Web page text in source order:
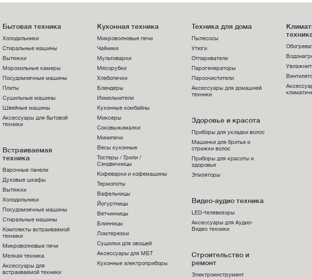
Бытовая техника
Холодильники
Стиральные машины
Вытяжки
Морозильные камеры
Посудомоечные машины
Плиты
Сушильные машины
Швейные машины
Аксессуары для бытовой
техники
Встраиваемая
техника
Варочные панели
Духовые шкафы
Вытяжки
Холодильники
Посудомоечные машины
Стиральные машины
Комплекты встраиваемой
техники
Микроволновые печи
Мелкая техника
Аксессуары для
встраиваемой техники
Кухонная техника
Микроволновые печи
Чайники
Мультиварки
Мясорубки
Хлебопечки
Блендеры
Измельчители
Кухонные комбайны
Миксеры
Соковыжималки
Минипечи
Весы кухонные
Тостеры / Грили /
Сэндвичницы
Кофеварки и кофемашины
Термопоты
Вафельницы
Йогуртницы
Ветчинницы
Блинницы
Ломтерезки
Сушилки для овощей
Аксессуары для МБТ
Кухонные электроприборы
Техника для дома
Пылесосы
Утюги
Отпариватели
Парогенераторы
Пароочистители
Аксессуары для домашней
техники
Здоровье и красота
Приборы для укладки волос
Машинки для бритья и
стрижки волос
Приборы для красоты и
здоровья
Эпиляторы
Видео-аудио техника
LED-телевизоры
Аксессуары для Аудио-
Видео техники
Строительство и
ремонт
Электроинструмент